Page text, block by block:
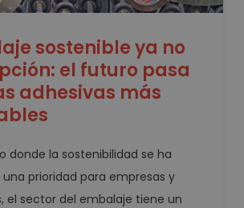
sostenible ya no
el futuro pasa
adhesivas más
donde la sostenibilidad se ha
prioridad para empresas y
el sector del embalaje tiene un